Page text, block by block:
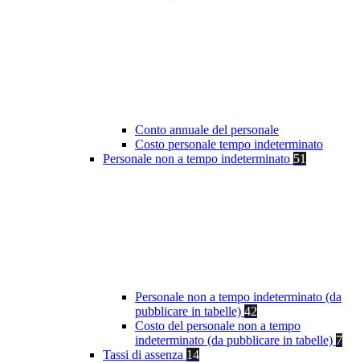
Conto annuale del personale
Costo personale tempo indeterminato
Personale non a tempo indeterminato 51
Personale non a tempo indeterminato (da
pubblicare in tabelle) 42
Costo del personale non a tempo
indeterminato (da pubblicare in tabelle) 7
Tassi di assenza 14